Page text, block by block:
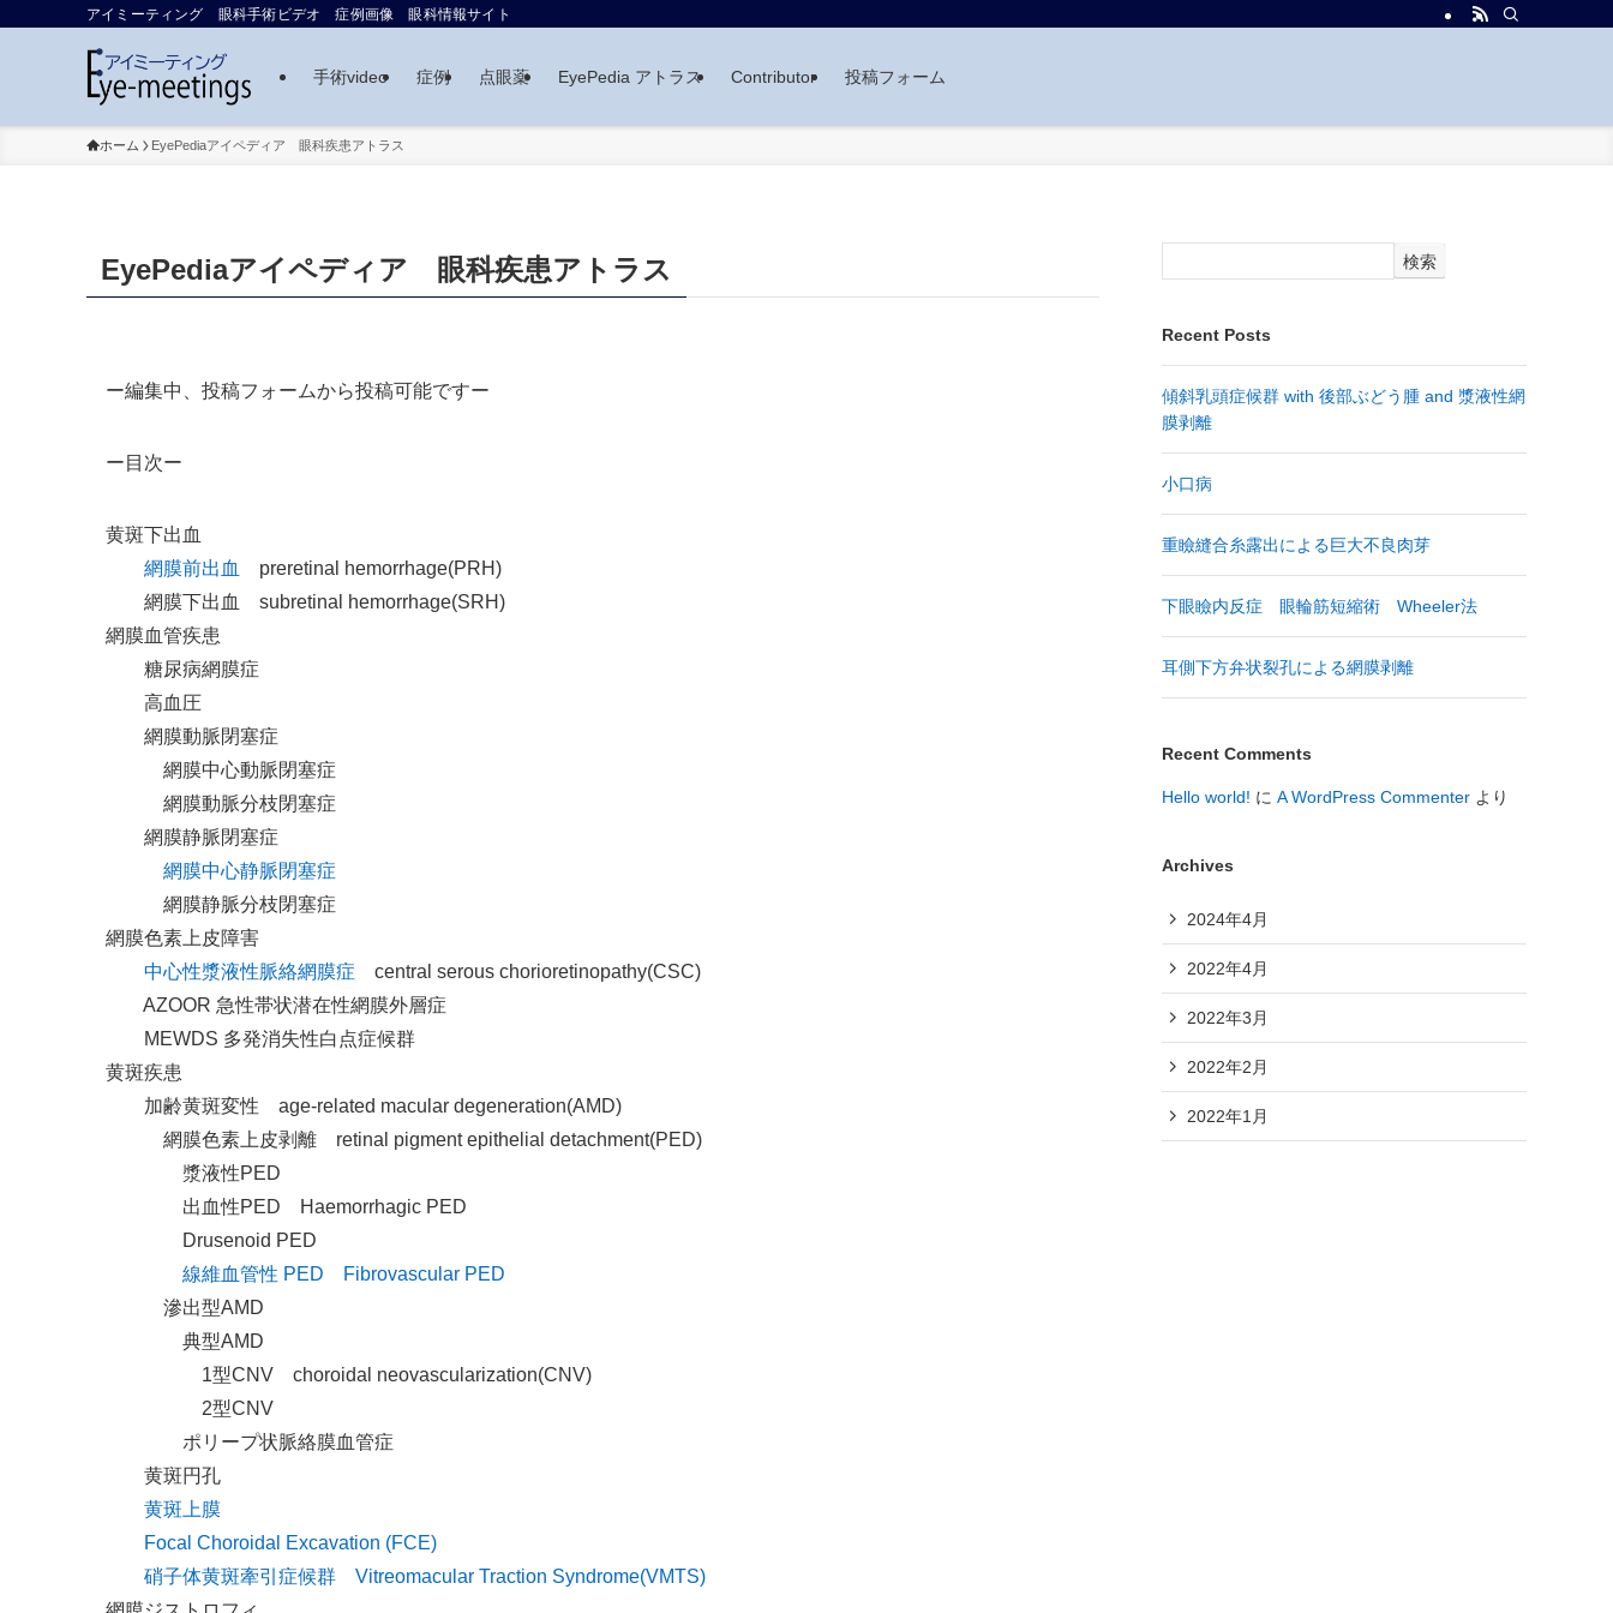
アイミーティング 眼科手術ビデオ 症例画像 眼科情報サイト
手術video 症例 点眼薬 EyePedia アトラス Contributor 投稿フォーム
ホーム EyePediaアイペディア 眼科疾患アトラス
EyePediaアイペディア 眼科疾患アトラス
ー編集中、投稿フォームから投稿可能ですー
ー目次ー
黄斑下出血
網膜前出血
preretinal hemorrhage(PRH)
網膜下出血 subretinal hemorrhage(SRH)
網膜血管疾患
糖尿病網膜症
高血圧
網膜動脈閉塞症
網膜中心動脈閉塞症
網膜動脈分枝閉塞症
網膜静脈閉塞症
網膜中心静脈閉塞症
網膜静脈分枝閉塞症
網膜色素上皮障害
中心性漿液性脈絡網膜症 central serous chorioretinopathy(CSC)
AZOOR 急性帯状潜在性網膜外層症
MEWDS 多発消失性白点症候群
黄斑疾患
加齢黄斑変性 age-related macular degeneration(AMD)
網膜色素上皮剥離 retinal pigment epithelial detachment(PED)
漿液性PED
出血性PED Haemorrhagic PED
Drusenoid PED
線維血管性 PED Fibrovascular PED
滲出型AMD
典型AMD
1型CNV choroidal neovascularization(CNV)
2型CNV
ポリープ状脈絡膜血管症
黄斑円孔
黄斑上膜
Focal Choroidal Excavation (FCE)
硝子体黄斑牽引症候群 Vitreomacular Traction Syndrome(VMTS)
検索
Recent Posts
傾斜乳頭症候群 with 後部ぶどう腫 and 漿液性網
膜剥離
小口病
重瞼縫合糸露出による巨大不良肉芽
下眼瞼内反症 眼輪筋短縮術 Wheeler法
耳側下方弁状裂孔による網膜剥離
Recent Comments
Hello world! に A WordPress Commenter より
Archives
2024年4月
2022年4月
2022年3月
2022年2月
2022年1月